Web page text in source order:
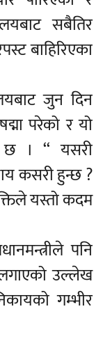
सबैतिर
बाहिरिएका
जुन दिन
परेको र यो
। ‘‘ यसरी
कसरी हुन्छ ?
यस्तो कदम
पनि
उल्लेख
गम्भीर